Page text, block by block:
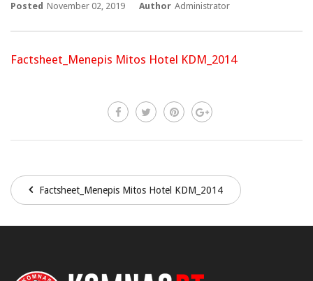
Posted November 02, 2019 Author Administrator
Factsheet_Menepis Mitos Hotel KDM_2014
Factsheet_Menepis Mitos Hotel KDM_2014